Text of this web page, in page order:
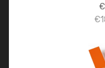
€
€